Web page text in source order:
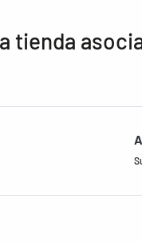
tienda